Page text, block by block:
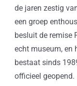
de jaren zestig
een groep
besluit de remise
echt museum, en
bestaat sinds
officieel geopend.